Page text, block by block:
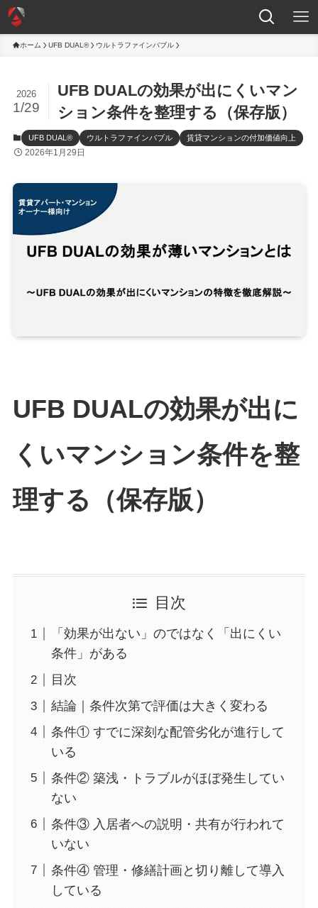
ホーム UFB DUAL® ウルトラファインバブル
UFB DUALの効果が出にくいマン
ション条件を整理する（保存版）
2026
1/29
UFB DUAL® ウルトラファインバブル 賃貸マンションの付加価値向上
2026年1月29日
UFB DUALの効果が出に
くいマンション条件を整
理する（保存版）
目次
「効果が出ない」のではなく「出にくい
条件」がある
目次
結論｜条件次第で評価は大きく変わる
条件① すでに深刻な配管劣化が進行して
いる
条件② 築浅・トラブルがほぼ発生してい
ない
条件③ 入居者への説明・共有が行われて
いない
条件④ 管理・修繕計画と切り離して導入
している